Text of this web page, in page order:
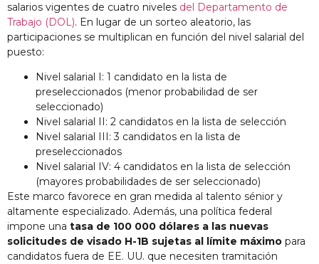
salarios vigentes de cuatro niveles del Departamento de
Trabajo (DOL). En lugar de un sorteo aleatorio, las
participaciones se multiplican en función del nivel salarial del
puesto:
Nivel salarial I: 1 candidato en la lista de
preseleccionados (menor probabilidad de ser
seleccionado)
Nivel salarial II: 2 candidatos en la lista de selección
Nivel salarial III: 3 candidatos en la lista de
preseleccionados
Nivel salarial IV: 4 candidatos en la lista de selección
(mayores probabilidades de ser seleccionado)
Este marco favorece en gran medida al talento sénior y
altamente especializado. Además, una política federal
impone una tasa de 100 000 dólares a las nuevas
solicitudes de visado H-1B sujetas al límite máximo para
candidatos fuera de EE. UU. que necesiten tramitación